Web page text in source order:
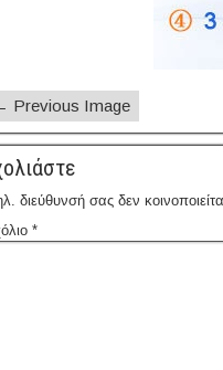
Previous Image
διεύθυνσή σας δεν
*